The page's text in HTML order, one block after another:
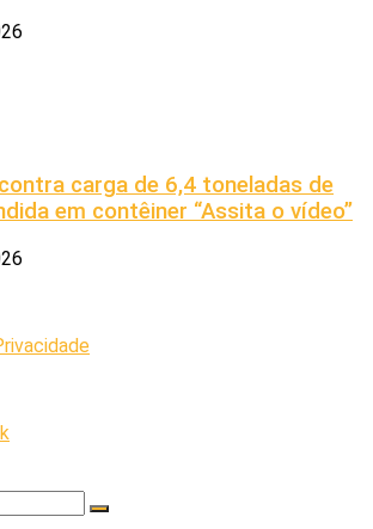
carga de 6,4 toneladas de
em contêiner “Assita o vídeo”